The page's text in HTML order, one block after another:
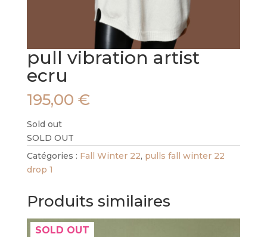
pull vibration artist
ecru
195,00 €
Sold out
SOLD OUT
Catégories : Fall Winter 22, pulls fall winter 22
drop 1
Produits similaires
SOLD OUT